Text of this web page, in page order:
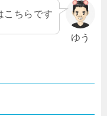
ゆう
こちらです